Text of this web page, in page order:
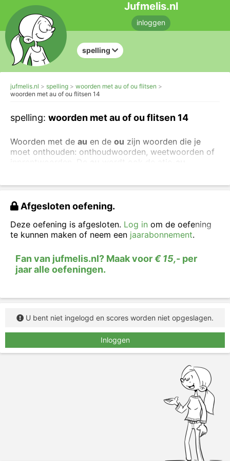
Jufmelis.nl
inloggen
spelling
jufmelis.nl spelling
woorden met au of ou flitsen
woorden met au of ou flitsen 14
spelling: woorden met au of ou flitsen 14
Woorden met de au en de ou zijn woorden die je
moet onthouden: onthoudwoorden, weetwoorden of
woorden met ou.
Of oefen allemaal woorden met au
in een verhaal: het au-verhaal.
Kijk goed naar het woord, zeg het woord hardop en
typ het woord in het vakje.
Afgesloten oefening.
Deze oefening is afgesloten. Log in om de oefening
te kunnen maken of neem een jaarabonnement.
Fan van jufmelis.nl? Maak voor€ 15,- per
jaar alle oefeningen.
U bent niet ingelogd en scores worden niet opgeslagen.
Inloggen